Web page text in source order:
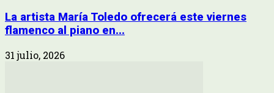
La artista María Toledo ofrecerá este viernes
flamenco al piano en...
31 julio, 2026